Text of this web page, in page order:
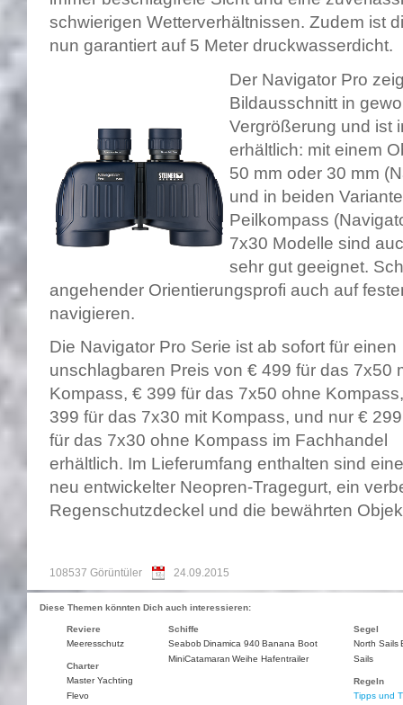
schwierigen Wetterverhältnissen. Zudem ist
nun garantiert auf 5 Meter druckwasserdicht.
Der Navigator Pro
Bildausschnitt in
Vergrößerung und ist
erhältlich: mit einem
50 mm oder 30 mm
und in beiden
Peilkompass
7x30 Modelle sind
sehr gut geeignet.
angehender Orientierungsprofi auch auf
navigieren.
Die Navigator Pro Serie ist ab sofort für einen
unschlagbaren Preis von € 499 für das 7x50
Kompass, € 399 für das 7x50 ohne
399 für das 7x30 mit Kompass, und nur € 299
für das 7x30 ohne Kompass im Fachhandel
erhältlich. Im Lieferumfang enthalten sind
neu entwickelter Neopren-Tragegurt, ein
Regenschutzdeckel und die bewährten
108537 Görüntüler 24.09.2015
Diese Themen könnten Dich auch interessieren:
Reviere
Meeresschutz
Charter
Master Yachting
Flevo
Schiffe
Seabob Dinamica 940Banana Boot
MiniCatamaran Weihe Hafentrailer
Segel
North Sails
Sails
Regeln
Tipps und